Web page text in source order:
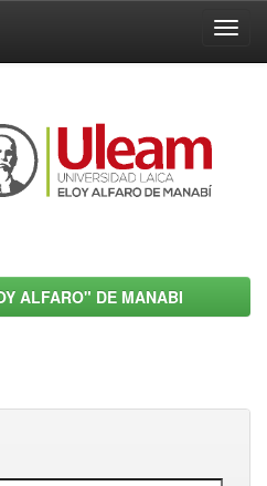
ALFARO" DE MANABI